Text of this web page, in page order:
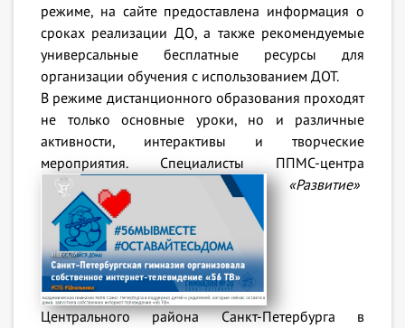
режиме, на сайте предоставлена информация о
сроках реализации ДО, а также рекомендуемые
универсальные бесплатные ресурсы для
организации обучения с использованием ДОТ.
В режиме дистанционного образования проходят
не только основные уроки, но и различные
активности, интерактивы и творческие
мероприятия. Специалисты ППМС-центра
«Развитие»
Центрального района Санкт-Петербурга в